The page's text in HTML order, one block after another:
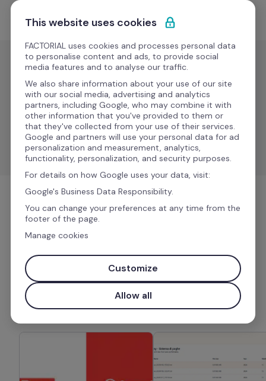
Ir al contenido
Empieza gratis
Nuevo
Gestión de nóminas
Essepaghe
Optimiza las operaciones de nómina y la gestión de
datos de RR.HH.
Gestión de nóminas
Más información
Instalar aplicación
This website uses cookies
FACTORIAL uses cookies and processes personal data
to personalise content and ads, to provide social
media features and to analyse our traffic.
We also share information about your use of our site
with our social media, advertising and analytics
partners, including Google, who may combine it with
other information that you've provided to them or
that they've collected from your use of their services.
Google and partners will use your personal data for ad
personalization and measurement, analytics,
functionality, personalization, and security purposes.
For details on how Google uses your data, visit:
Google's Business Data Responsibility.
You can change your preferences at any time from the
footer of the page.
Manage cookies
Customize
Allow all